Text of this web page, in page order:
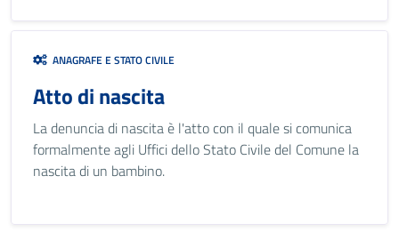
ANAGRAFE E STATO CIVILE
Atto di nascita
La denuncia di nascita è l'atto con il quale si comunica
formalmente agli Uffici dello Stato Civile del Comune la
nascita di un bambino.